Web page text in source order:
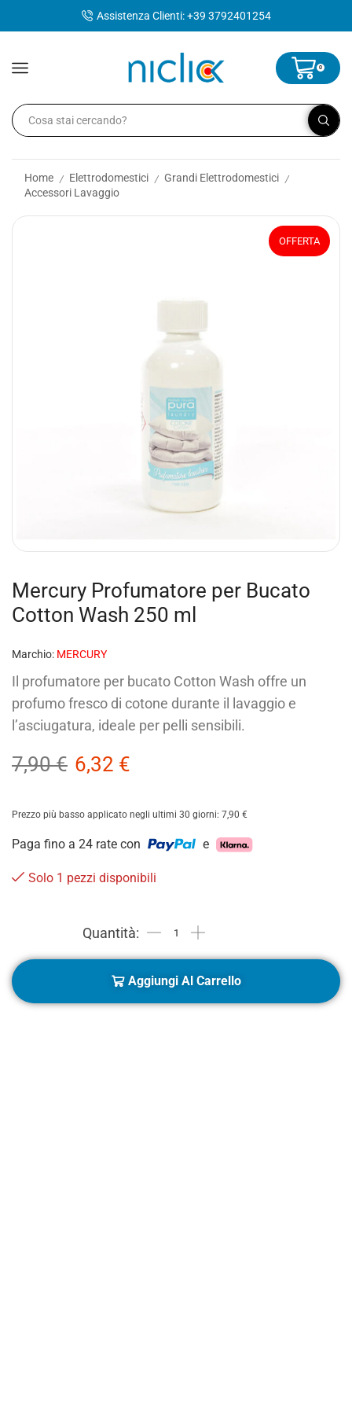
Assistenza Clienti: +39 3792401254
0
Home / Elettrodomestici / Grandi Elettrodomestici /
Accessori Lavaggio
OFFERTA
Mercury Profumatore per Bucato
Cotton Wash 250 ml
Marchio: MERCURY
Il profumatore per bucato Cotton Wash offre un
profumo fresco di cotone durante il lavaggio e
l’asciugatura, ideale per pelli sensibili.
7,90€ 6,32 €
Prezzo più basso applicato negli ultimi 30 giorni: 7,90 €
Paga fino a 24 rate con e
Solo 1 pezzi disponibili
Aggiungi Al Carrello